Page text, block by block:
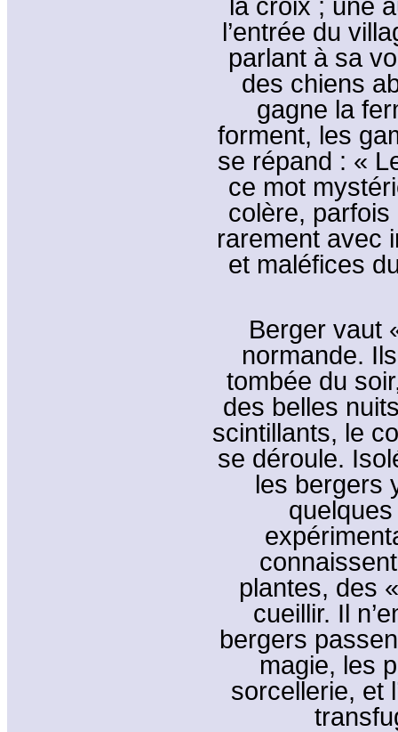
l’entrée du
parlant à sa
des chiens
gagne la
forment, les
se répand : «
ce mot
colère,
rarement avec
et maléfices
Berger vaut
normande.
tombée du
des belles
scintillants, le
se déroule.
les bergers
plantes, des
cueillir. Il
bergers
magie, les
sorcellerie, et